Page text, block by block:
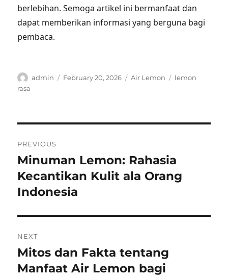
berlebihan. Semoga artikel ini bermanfaat dan
dapat memberikan informasi yang berguna bagi
pembaca.
Author
admin
Posted
February 20, 2026 Categories
Air Lemon Tags
lemon
rasa
navigation
PREVIOUS
Previous
post:
Minuman Lemon: Rahasia
Kecantikan Kulit ala Orang
Indonesia
NEXT
Next
post:
Mitos dan Fakta tentang
Manfaat Air Lemon bagi